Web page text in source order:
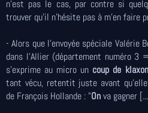
n'est pas le cas, par contre si
trouver qu'il n'hésite pas à m'en faire
- Alors que l'envoyée spéciale Valérie
dans l'Allier (département numéro 3
s'exprime au micro un coup de klaxon
tant vécu, retentit juste avant
de François Hollande : "Onva gagner